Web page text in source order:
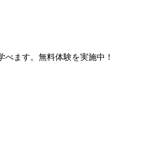
ます。無料体験を実施中！